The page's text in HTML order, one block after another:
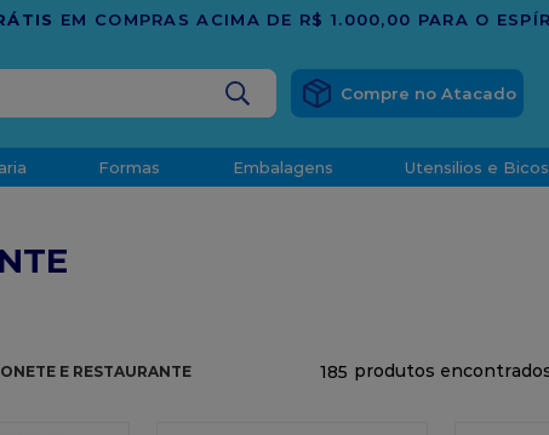
TRADIÇÃO E CONFIANÇA DESDE 2001
Formas Embalagens Utensilios e Bicos
E RESTAURANTE 185